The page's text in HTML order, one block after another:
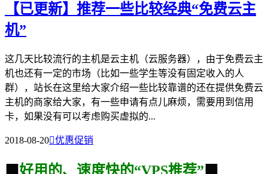
【已更新】推荐一些比较经典“免费云主
机”
这几天比较流行的主机是云主机（云服务器），由于免费云主
机也还有一定的市场（比如一些学生等没有固定收入的人
群），站长在这里给大家介绍一些比较靠谱的还在提供免费云
主机的商家给大家，有一些申请有点儿麻烦，需要用到信用
卡，如果没有可以考虑购买虚拟的...
2018-08-20优惠促销
🟩 好用的、速度快的“VPS推荐” 🟩